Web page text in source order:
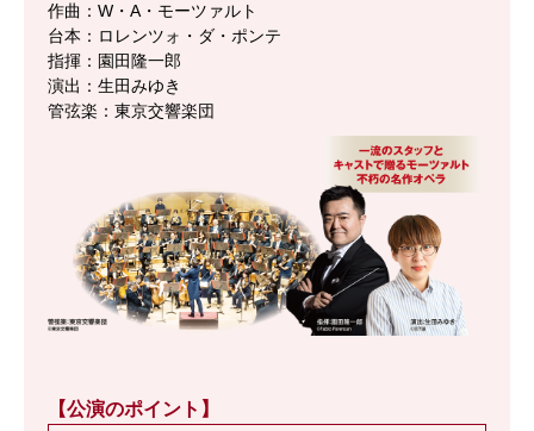
作曲：W・A・モーツァルト
台本：ロレンツォ・ダ・ポンテ
指揮：園田隆一郎
演出：生田みゆき
管弦楽：東京交響楽団
【公演のポイント】